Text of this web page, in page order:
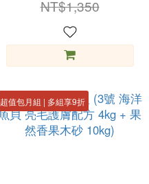
NT$1,350
超值包月組 | 多組享9折